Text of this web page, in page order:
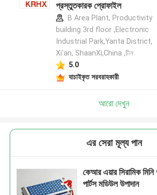
প্রস্তুতকারক প্রোফাইল
B Area Plant, Productivity
building 3rd floor ,Electronic
Industrial Park,Yanta District,
Xi'an, ShaanXi,China ,চীন
5.0
যাচাইকৃত সরবরাহকারী
আরো দেখুন
এর সেরা মূল্য পান
কেআর এয়ার সিরামিক
পার্টস মডিউল উপাদান